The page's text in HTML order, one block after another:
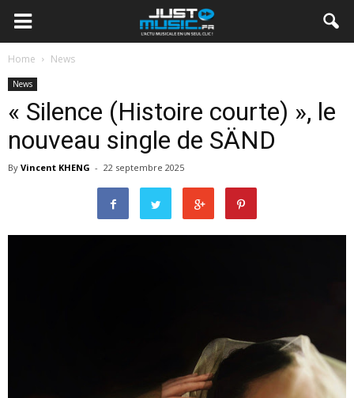
Home News
News
« Silence (Histoire courte) », le
nouveau single de SÄND
By Vincent KHENG - 22 septembre 2025